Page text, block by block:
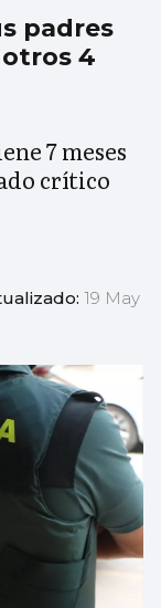
padres
4
7 meses
crítico
19 May